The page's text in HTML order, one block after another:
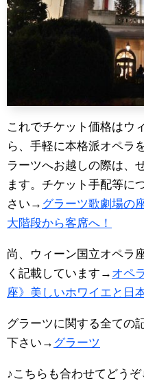
これでチケット価格はウ
ら、手軽に本格派オペラ
ラーツへお越しの際は、
ます。チケット手配等に
さい→ グラーツ歌劇場の
大階段から客席へ！
尚、ウィーン国立オペラ
く記載しています→ オペ
座》美しいホワイエと日
グラーツに関する全ての
下さい→ グラーツ
♪こちらも合わせてどうぞ